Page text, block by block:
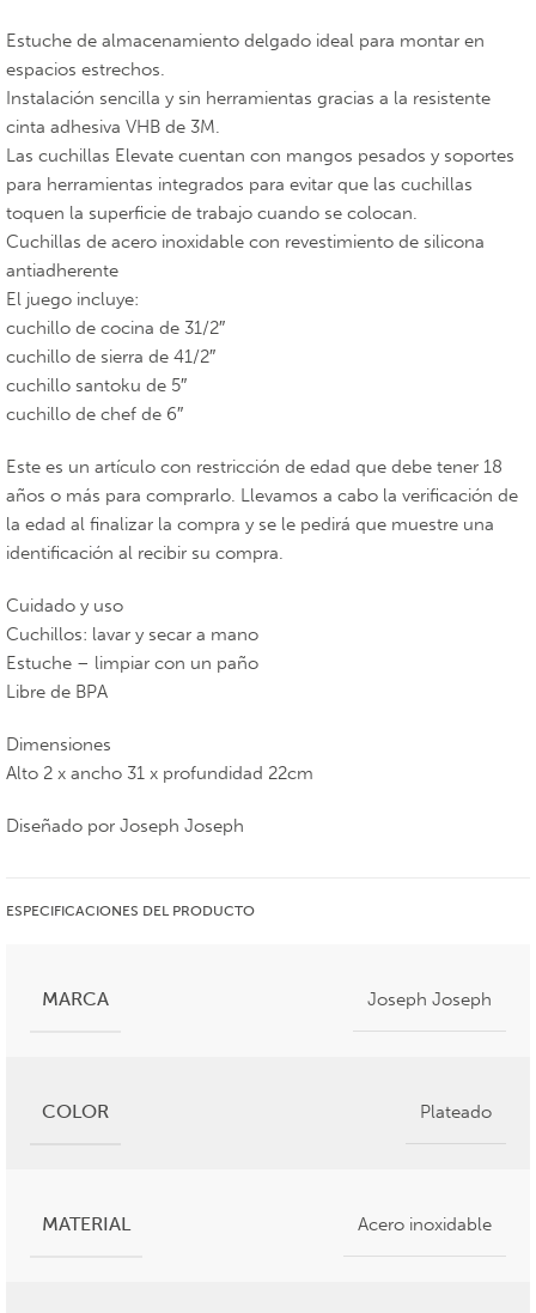
Estuche de almacenamiento delgado ideal para montar en
espacios estrechos.
Instalación sencilla y sin herramientas gracias a la resistente
cinta adhesiva VHB de 3M.
Las cuchillas Elevate cuentan con mangos pesados y soportes
para herramientas integrados para evitar que las cuchillas
toquen la superficie de trabajo cuando se colocan.
Cuchillas de acero inoxidable con revestimiento de silicona
antiadherente
El juego incluye:
cuchillo de cocina de 31/2″
cuchillo de sierra de 41/2″
cuchillo santoku de 5″
cuchillo de chef de 6″
Este es un artículo con restricción de edad que debe tener 18
años o más para comprarlo. Llevamos a cabo la verificación de
la edad al finalizar la compra y se le pedirá que muestre una
identificación al recibir su compra.
Cuidado y uso
Cuchillos: lavar y secar a mano
Estuche – limpiar con un paño
Libre de BPA
Dimensiones
Alto 2 x ancho 31 x profundidad 22cm
Diseñado por Joseph Joseph
ESPECIFICACIONES DEL PRODUCTO
MARCA Joseph Joseph
COLOR Plateado
MATERIAL Acero inoxidable